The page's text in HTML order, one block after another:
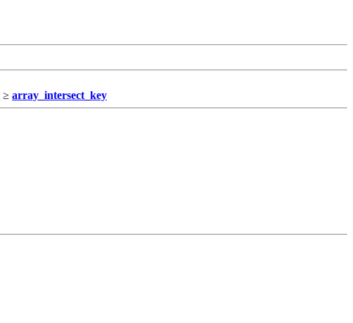
≥ array_intersect_key